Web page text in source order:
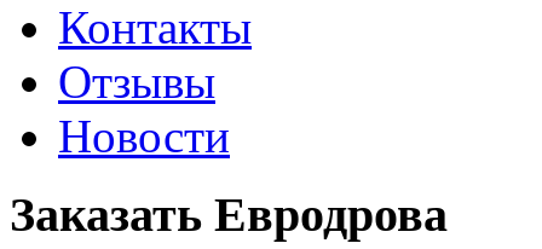
Контакты
Отзывы
Новости
Заказать Евродрова